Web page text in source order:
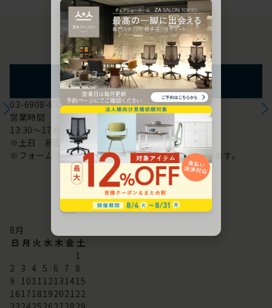
お問い合わせ
フォームからのお問い合わせ
03-6908-8370
営業時間
13:30～17:00
※土日 祝日は休み
※フォームでのお問い合わせは24時間対応しております。
配送・お問い合わせ営業日
8月
日 月 火 水 木 金 土
1
2 3 4 5 6 7 8
9 101112131415
16171819202122